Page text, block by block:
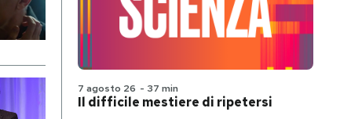
7 agosto 26 - 37 min
Il difficile mestiere di ripetersi